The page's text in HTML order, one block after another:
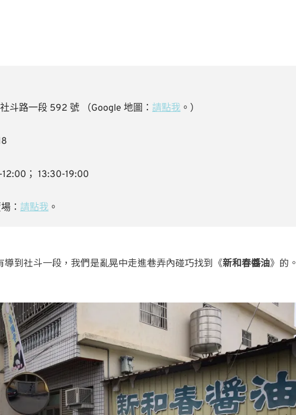
斗路一段 592 號 （Google 地圖： 請點我 。）
； 13:30-19:00
： 請點我 。
到社斗一段，我們是亂晃中走進巷弄內碰巧找到《新和春醬油》的。